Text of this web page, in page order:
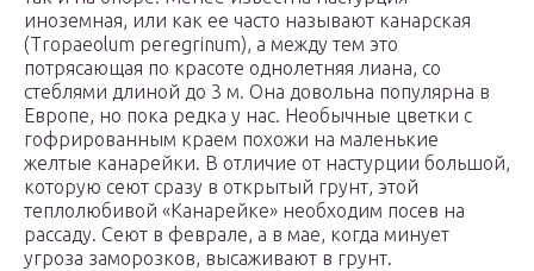
иноземная, или как ее часто называют канарская
(Tropaeolum peregrinum), а между тем это
потрясающая по красоте однолетняя лиана, со
стеблями длиной до 3 м. Она довольна популярна в
Европе, но пока редка у нас. Необычные цветки с
гофрированным краем похожи на маленькие
желтые канарейки. В отличие от настурции большой,
которую сеют сразу в открытый грунт, этой
теплолюбивой «Канарейке» необходим посев на
рассаду. Сеют в феврале, а в мае, когда минует
угроза заморозков, высаживают в грунт.